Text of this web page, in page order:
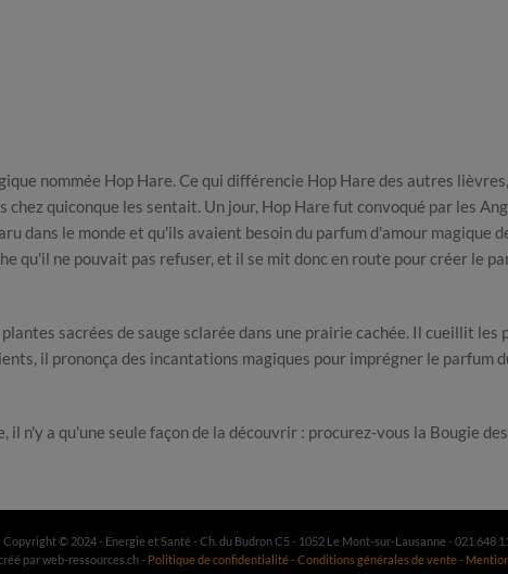
nommée Hop Hare. Ce qui différencie Hop Hare des autres
quiconque les sentait. Un jour, Hop Hare fut convoqué par les
dans le monde et qu'ils avaient besoin du parfum d'amour magique
qu'il ne pouvait pas refuser, et il se mit donc en route pour créer le
sacrées de sauge sclarée dans une prairie cachée. Il cueillit
il prononça des incantations magiques pour imprégner le
n'y a qu'une seule façon de la découvrir : procurez-vous la Bougie
Copyright © 2024 - Energie et Santé - Ch. du Budron C5 - 1052 Le Mont-sur-Lausanne - 021 648
par web-ressources.ch - Politique de confidentialité- Conditions générales de vente-